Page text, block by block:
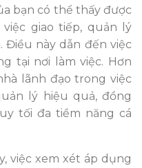
bạn có thể thấy được
giao tiếp, quản lý
Điều này dẫn đến việc
tại nơi làm việc. Hơn
lãnh đạo trong việc
lý hiệu quả, đồng
tối đa tiềm năng cá
việc xem xét áp dụng